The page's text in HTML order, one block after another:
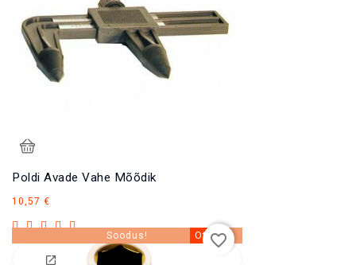
Poldi Avade Vahe Mõõdik
10,57 €
Soodus! Otsas
favorite_border